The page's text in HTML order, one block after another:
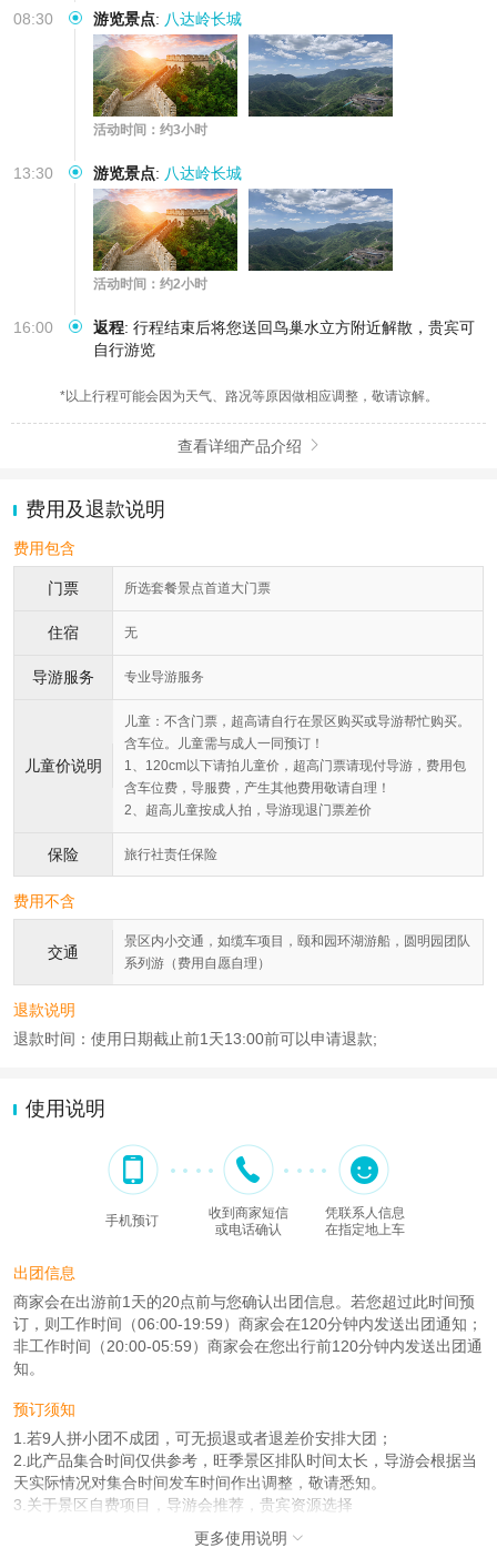
08:30 游览景点: 八达岭长城
活动时间：约3小时
13:30 游览景点: 八达岭长城
活动时间：约2小时
16:00 返程: 行程结束后将您送回鸟巢水立方附近解散，贵宾可
自行游览
*以上行程可能会因为天气、路况等原因做相应调整，敬请谅解。
查看详细产品介绍 
费用及退款说明
费用包含
门票 所选套餐景点首道大门票
住宿 无
导游服务 专业导游服务
儿童价说明
儿童：不含门票，超高请自行在景区购买或导游帮忙购买。
含车位。儿童需与成人一同预订！
1、120cm以下请拍儿童价，超高门票请现付导游，费用包
含车位费，导服费，产生其他费用敬请自理！
2、超高儿童按成人拍，导游现退门票差价
保险 旅行社责任保险
费用不含
交通
景区内小交通，如缆车项目，颐和园环湖游船，圆明园团队
系列游（费用自愿自理）
退款说明
退款时间：使用日期截止前1天13:00前可以申请退款;
使用说明
手机预订
收到商家短信
或电话确认
凭联系人信息
在指定地上车
出团信息
商家会在出游前1天的20点前与您确认出团信息。若您超过此时间预
订，则工作时间（06:00-19:59）商家会在120分钟内发送出团通知；
非工作时间（20:00-05:59）商家会在您出行前120分钟内发送出团通
知。
预订须知
1.若9人拼小团不成团，可无损退或者退差价安排大团；
2.此产品集合时间仅供参考，旺季景区排队时间太长，导游会根据当
天实际情况对集合时间发车时间作出调整，敬请悉知。
3.关于景区自费项目，导游会推荐，贵宾资源选择
4.9人拼小团为精致团，建议贵宾预定前请先咨询
更多使用说明 